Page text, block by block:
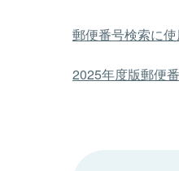
郵便番号検索に
2025年度版郵便